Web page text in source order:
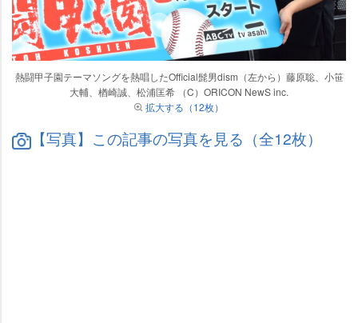
熱闘甲子園テーマソングを熱唱したOfficial髭男dism（左から）藤原聡、小笹
大輔、楢崎誠、松浦匡希 （C）ORICON NewS inc.
拡大する（12枚）
【写真】この記事の写真を見る（全12枚）